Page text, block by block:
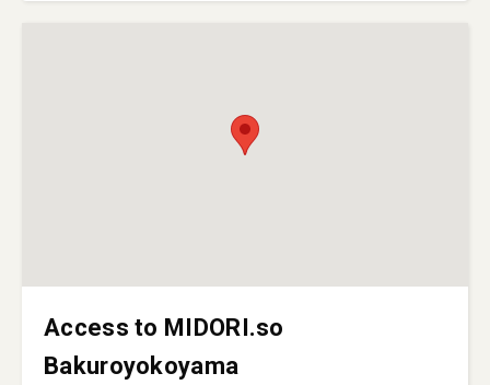
Access to MIDORI.so
Bakuroyokoyama